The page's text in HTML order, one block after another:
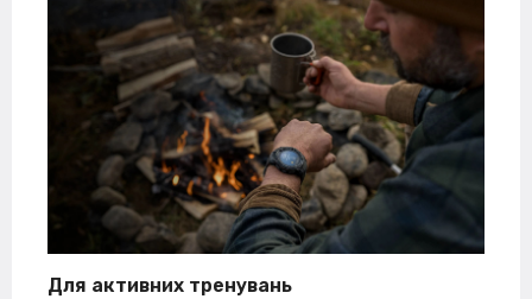
Для активних тренувань